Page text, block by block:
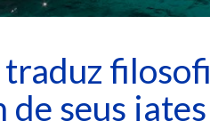
de seus iates